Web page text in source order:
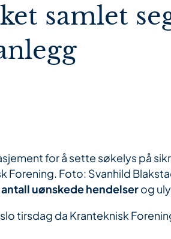
samlet
for å sette søkelys på
Forening. Foto: Svanhild
uønskede hendelserog
tirsdag da Kranteknisk